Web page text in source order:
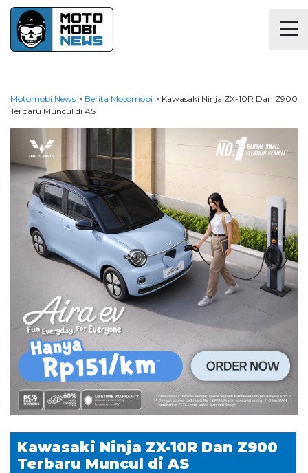
Motomobi News > Berita Motomobi > Kawasaki Ninja ZX-10R Dan Z900
Terbaru Muncul di AS
Kawasaki Ninja ZX-10R Dan Z900
Terbaru Muncul di AS